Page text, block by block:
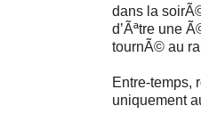
dans la
d’Ãªtre une
tournÃ© au
Entre-temps,
uniquement